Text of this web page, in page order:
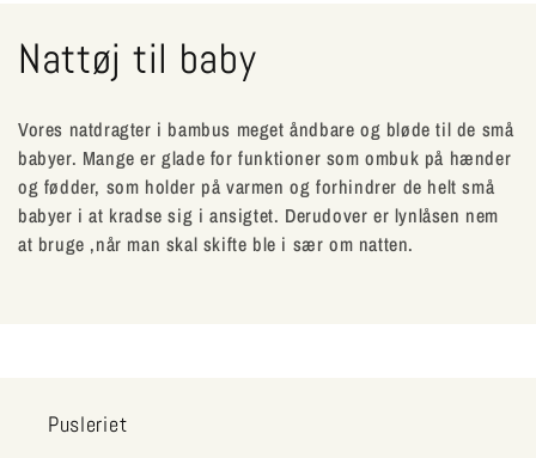
K
o
l
l
e
Nattøj til baby
Vores natdragter i bambus meget åndbare og bløde til de små
babyer. Mange er glade for funktioner som ombuk på hænder
og fødder, som holder på varmen og forhindrer de helt små
babyer i at kradse sig i ansigtet. Derudover er lynlåsen nem
at bruge ,når man skal skifte ble i sær om natten.
Pusleriet